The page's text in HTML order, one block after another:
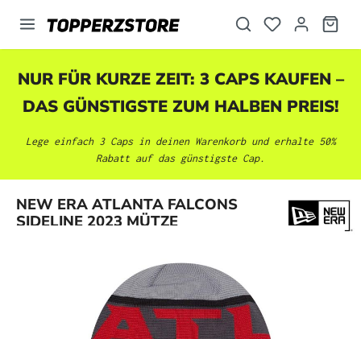
springen
NUR FÜR KURZE ZEIT: 3 CAPS KAUFEN –
DAS GÜNSTIGSTE ZUM HALBEN PREIS!
Lege einfach 3 Caps in deinen Warenkorb und erhalte 50%
Rabatt auf das günstigste Cap.
NEW ERA ATLANTA FALCONS
SIDELINE 2023 MÜTZE
Bildergalerie überspringen